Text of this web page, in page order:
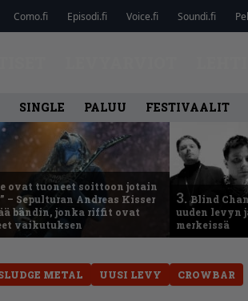
Como.fi Episodi.fi Voice.fi Soundi.fi
SINGLE PALUU FESTIVAALIT
ovat tuoneet soittoon jotain
– Sepulturan Andreas Kisser
bändin, jonka riffit ovat
vaikutuksen
3.Blind
uuden levyn
merkeissä
METAL UUSI LEVY CROWBAR